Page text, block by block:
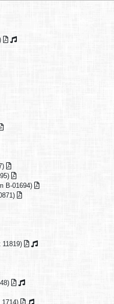
B-01694)
11819)
1714)